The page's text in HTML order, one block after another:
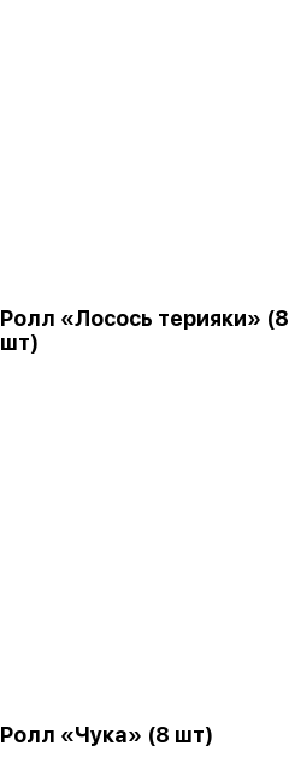
Ролл «Лосось терияки» (8
шт)
Ролл «Чука» (8 шт)